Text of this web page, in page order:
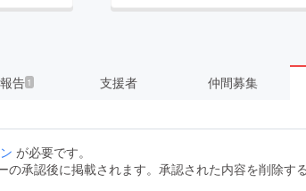
告 1 支援者 仲間募集
が必要です。
の承認後に掲載されます。承認された内容を削除す